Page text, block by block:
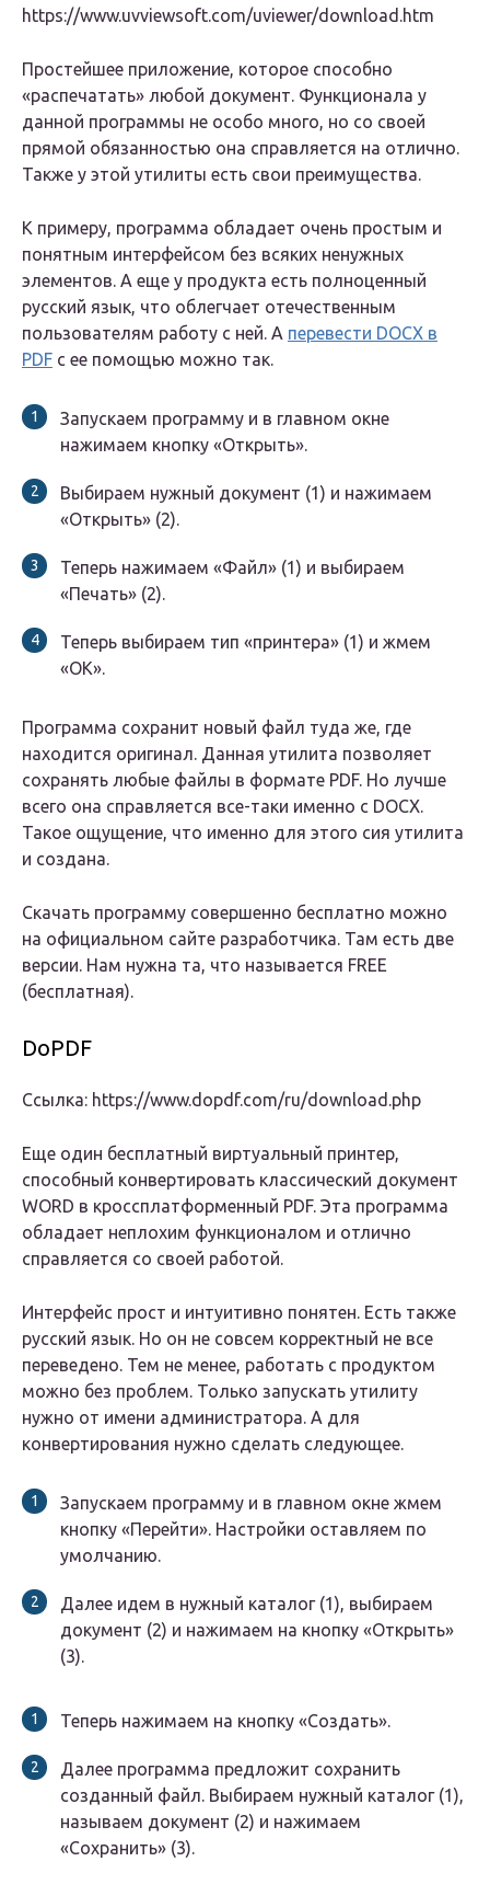
https://www.uvviewsoft.com/uviewer/download.htm
Простейшее приложение, которое способно
«распечатать» любой документ. Функционала у
данной программы не особо много, но со своей
прямой обязанностью она справляется на отлично.
Также у этой утилиты есть свои преимущества.
К примеру, программа обладает очень простым и
понятным интерфейсом без всяких ненужных
элементов. А еще у продукта есть полноценный
русский язык, что облегчает отечественным
пользователям работу с ней. А перевести DOCX в
PDF с ее помощью можно так.
Запускаем программу и в главном окне
нажимаем кнопку «Открыть».
Выбираем нужный документ (1) и нажимаем
«Открыть» (2).
Теперь нажимаем «Файл» (1) и выбираем
«Печать» (2).
Теперь выбираем тип «принтера» (1) и жмем
«ОК».
Программа сохранит новый файл туда же, где
находится оригинал. Данная утилита позволяет
сохранять любые файлы в формате PDF. Но лучше
всего она справляется все-таки именно с DOCX.
Такое ощущение, что именно для этого сия утилита
и создана.
Скачать программу совершенно бесплатно можно
на официальном сайте разработчика. Там есть две
версии. Нам нужна та, что называется FREE
(бесплатная).
DoPDF
Ссылка: https://www.dopdf.com/ru/download.php
Еще один бесплатный виртуальный принтер,
способный конвертировать классический документ
WORD в кроссплатформенный PDF. Эта программа
обладает неплохим функционалом и отлично
справляется со своей работой.
Интерфейс прост и интуитивно понятен. Есть также
русский язык. Но он не совсем корректный не все
переведено. Тем не менее, работать с продуктом
можно без проблем. Только запускать утилиту
нужно от имени администратора. А для
конвертирования нужно сделать следующее.
Запускаем программу и в главном окне жмем
кнопку «Перейти». Настройки оставляем по
умолчанию.
Далее идем в нужный каталог (1), выбираем
документ (2) и нажимаем на кнопку «Открыть»
(3).
Теперь нажимаем на кнопку «Создать».
Далее программа предложит сохранить
созданный файл. Выбираем нужный каталог (1),
называем документ (2) и нажимаем
«Сохранить» (3).